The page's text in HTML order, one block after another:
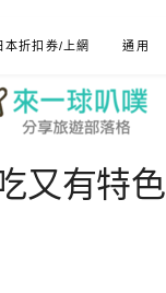
本折扣券/上網 通用
又有特色